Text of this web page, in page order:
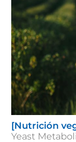
[Nutrición
Yeast